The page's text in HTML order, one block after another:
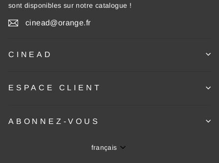
sont disponibles sur notre catalogue !
cinead@orange.fr
CINEAD
ESPACE CLIENT
ABONNEZ-VOUS
Langue
français